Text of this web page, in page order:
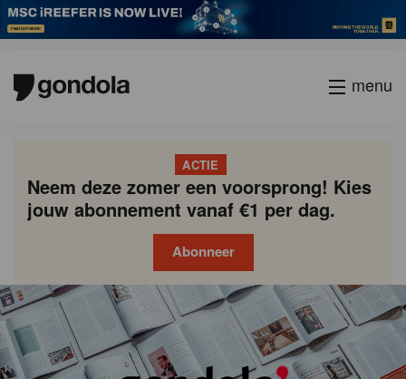
menu
ACTIE
Neem deze zomer een voorsprong! Kies
jouw abonnement vanaf €1 per dag.
Abonneer
Gondola
academy
Gondola
society